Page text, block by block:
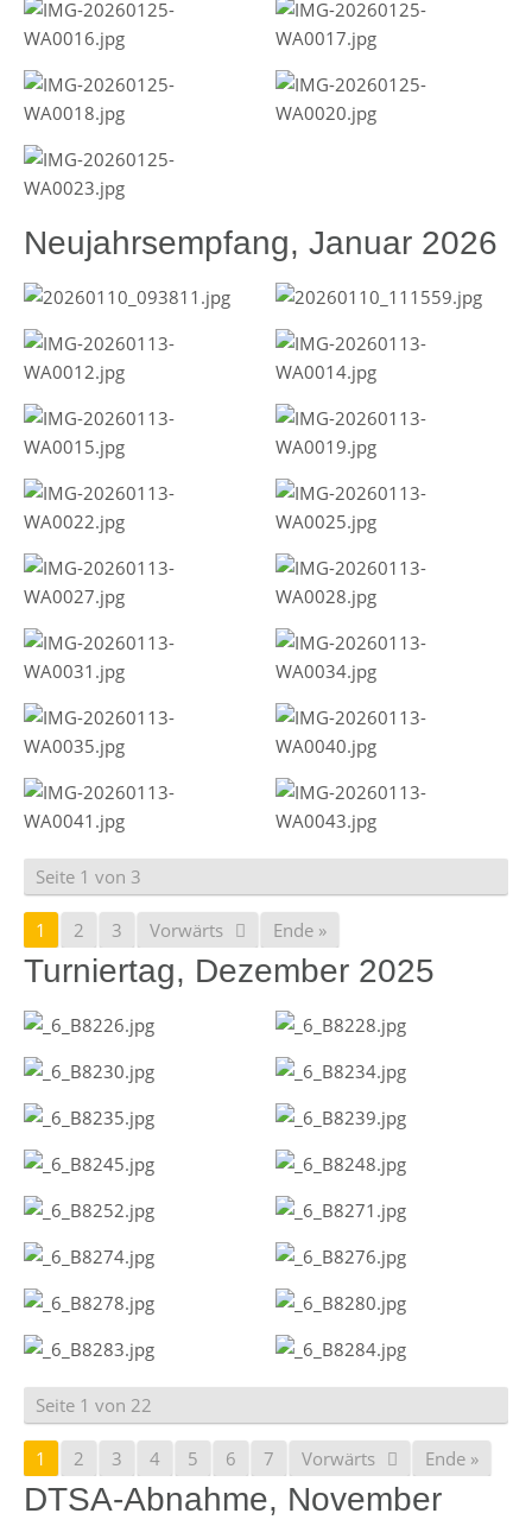
Neujahrsempfang, Januar 2026
Seite 1 von 3
1 2 3 Vorwärts Ende »
Turniertag, Dezember 2025
Seite 1 von 22
1 2 3 4 5 6 7 Vorwärts Ende »
DTSA-Abnahme, November